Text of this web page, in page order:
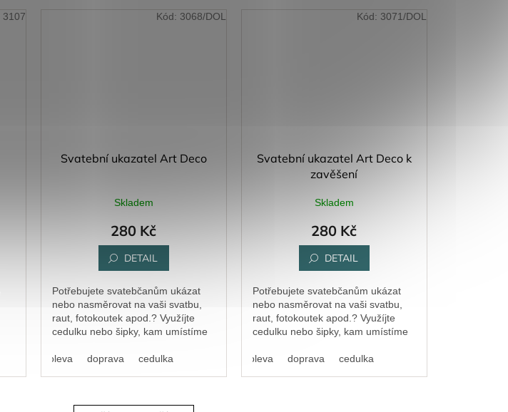
3107
Svatební ukazatel Art Deco
Skladem
280 Kč
DETAIL
Potřebujete svatebčanům ukázat
nebo nasměrovat na vaši svatbu,
raut, fotokoutek apod.? Využíjte
cedulku nebo šipky, kam umístíme
doleva
doprava cedulka
Kód: 3068/DOL
Svatební ukazatel Art Deco k
zavěšení
Skladem
280 Kč
DETAIL
Potřebujete svatebčanům ukázat
nebo nasměrovat na vaši svatbu,
raut, fotokoutek apod.? Využíjte
cedulku nebo šipky, kam umístíme
doleva
doprava cedulka
Kód: 3071/DOL